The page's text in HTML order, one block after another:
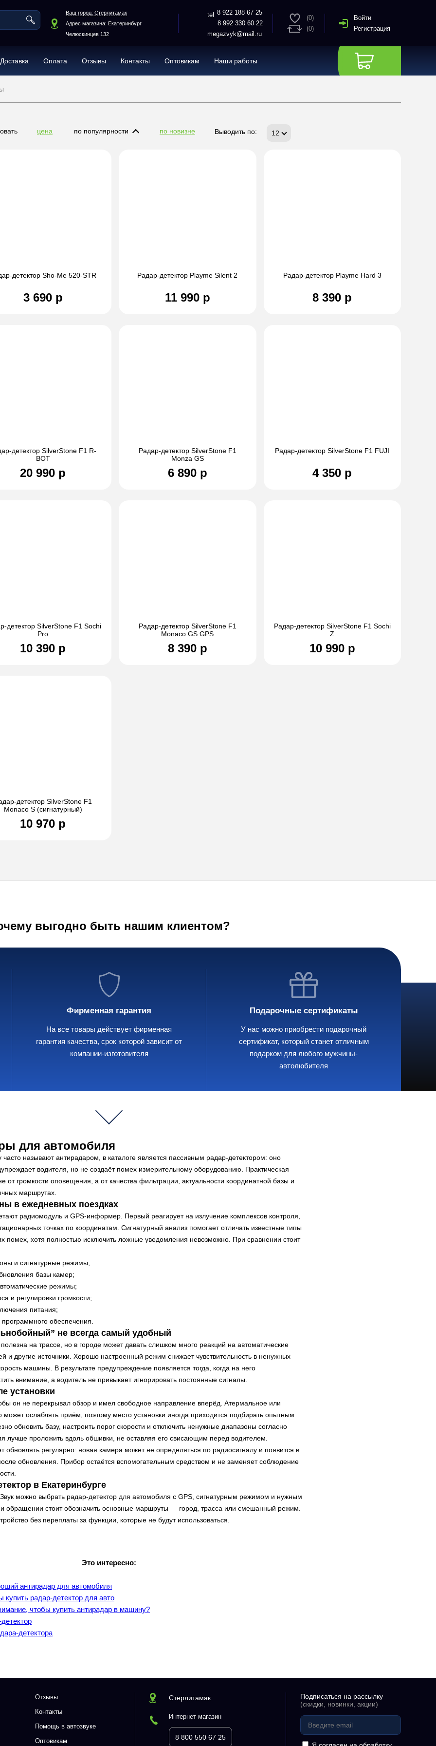
Ваш город: Стерлитамак
Адрес магазина: Екатеринбург
Челюскинцев 132
8 922 188 67 25
8 992 330 60 22
megazvyk@mail.ru
(0)
(0)
Войти
Регистрация
Доставка Оплата Отзывы Контакты Оптовикам Наши работы
цена по популярности по новизне Выводить по: 12
детектор Sho-Me 520-STR
3 690 р
Радар-детектор Playme Silent 2
11 990 р
Радар-детектор Playme Hard 3
8 390 р
детектор SilverStone F1 R-
BOT
20 990 р
Радар-детектор SilverStone F1
Monza GS
6 890 р
Радар-детектор SilverStone F1 FUJI
4 350 р
детектор SilverStone F1 Sochi
Pro
10 390 р
Радар-детектор SilverStone F1
Monaco GS GPS
8 390 р
Радар-детектор SilverStone F1 Sochi
Z
10 990 р
детектор SilverStone F1
Monaco S (сигнатурный)
10 970 р
выгодно быть нашим клиентом?
Фирменная гарантия
На все товары действует фирменная
гарантия качества, срок которой зависит от
компании-изготовителя
Подарочные сертификаты
У нас можно приобрести подарочный
сертификат, который станет отличным
подарком для любого мужчины-
автолюбителя
для автомобиля
часто называют антирадаром, в каталоге является пассивным радар-детектором: оно
водителя, но не создаёт помех измерительному оборудованию. Практическая
от громкости оповещения, а от качества фильтрации, актуальности координатной базы и
маршрутах.
в ежедневных поездках
радиомодуль и GPS-информер. Первый реагирует на излучение комплексов контроля,
точках по координатам. Сигнатурный анализ помогает отличать известные типы
помех, хотя полностью исключить ложные уведомления невозможно. При сравнении стоит
и сигнатурные режимы;
базы камер;
режимы;
и регулировки громкости;
питания;
обеспечения.
не всегда самый удобный
полезна на трассе, но в городе может давать слишком много реакций на автоматические
и другие источники. Хорошо настроенный режим снижает чувствительность в ненужных
машины. В результате предупреждение появляется тогда, когда на него
внимание, а водитель не привыкает игнорировать постоянные сигналы.
установки
он не перекрывал обзор и имел свободное направление вперёд. Атермальное или
может ослаблять приём, поэтому место установки иногда приходится подбирать опытным
обновить базу, настроить порог скорости и отключить ненужные диапазоны согласно
лучше проложить вдоль обшивки, не оставляя его свисающим перед водителем.
обновлять регулярно: новая камера может не определяться по радиосигналу и появится в
обновления. Прибор остаётся вспомогательным средством и не заменяет соблюдение
в Екатеринбурге
можно выбрать радар-детектор для автомобиля с GPS, сигнатурным режимом и нужным
обращении стоит обозначить основные маршруты — город, трасса или смешанный режим.
без переплаты за функции, которые не будут использоваться.
Это интересно:
антирадар для автомобиля
купить радар-детектор для авто
чтобы купить антирадар в машину?
детектора
Отзывы
Контакты
Помощь в автозвуке
Оптовикам
Стерлитамак
Интернет магазин
8 800 550 67 25
Подписаться на рассылку
(скидки, новинки, акции)